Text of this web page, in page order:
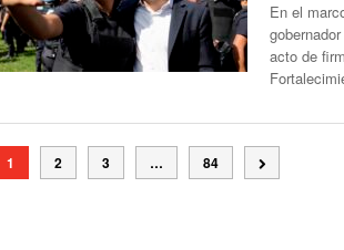
En el
acto de
1 2 3 … 84